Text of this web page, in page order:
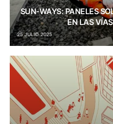
SUN-WAYS: PANELES
EN LAS
25 JULIO 2025